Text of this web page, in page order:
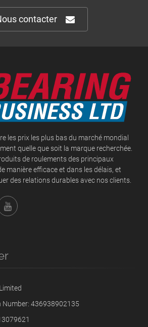
contacter
les prix les plus bas du marché mondial
quelle que soit la marque recherchée.
de roulements des principaux
manière efficace et dans les délais, et
des relations durables avec nos clients.
436938902135